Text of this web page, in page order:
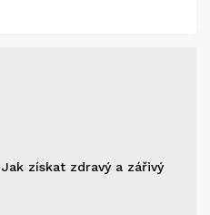
získat zdravý a zářivý